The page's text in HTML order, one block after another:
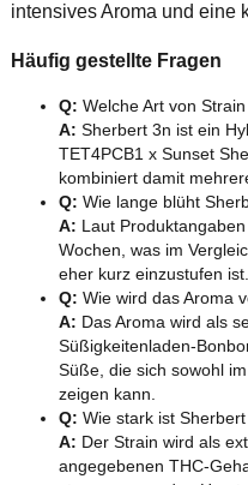
intensives Aroma und eine
Häufig gestellte Fragen
Q: Welche Art von
A: Sherbert 3n ist ein
TET4PCB1 x Sunset
kombiniert damit
Q: Wie lange blüht
A: Laut
Wochen, was im
eher kurz einzustufen ist.
Q: Wie wird das Aroma
A: Das Aroma wird als
Süßigkeitenladen-
Süße, die sich sowohl
zeigen kann.
Q: Wie stark ist
A: Der Strain wird als
angegebenen THC-